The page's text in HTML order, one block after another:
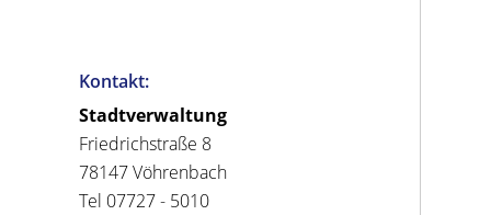
Kontakt:
Stadtverwaltung
Friedrichstraße 8
78147 Vöhrenbach
Tel 07727 - 5010